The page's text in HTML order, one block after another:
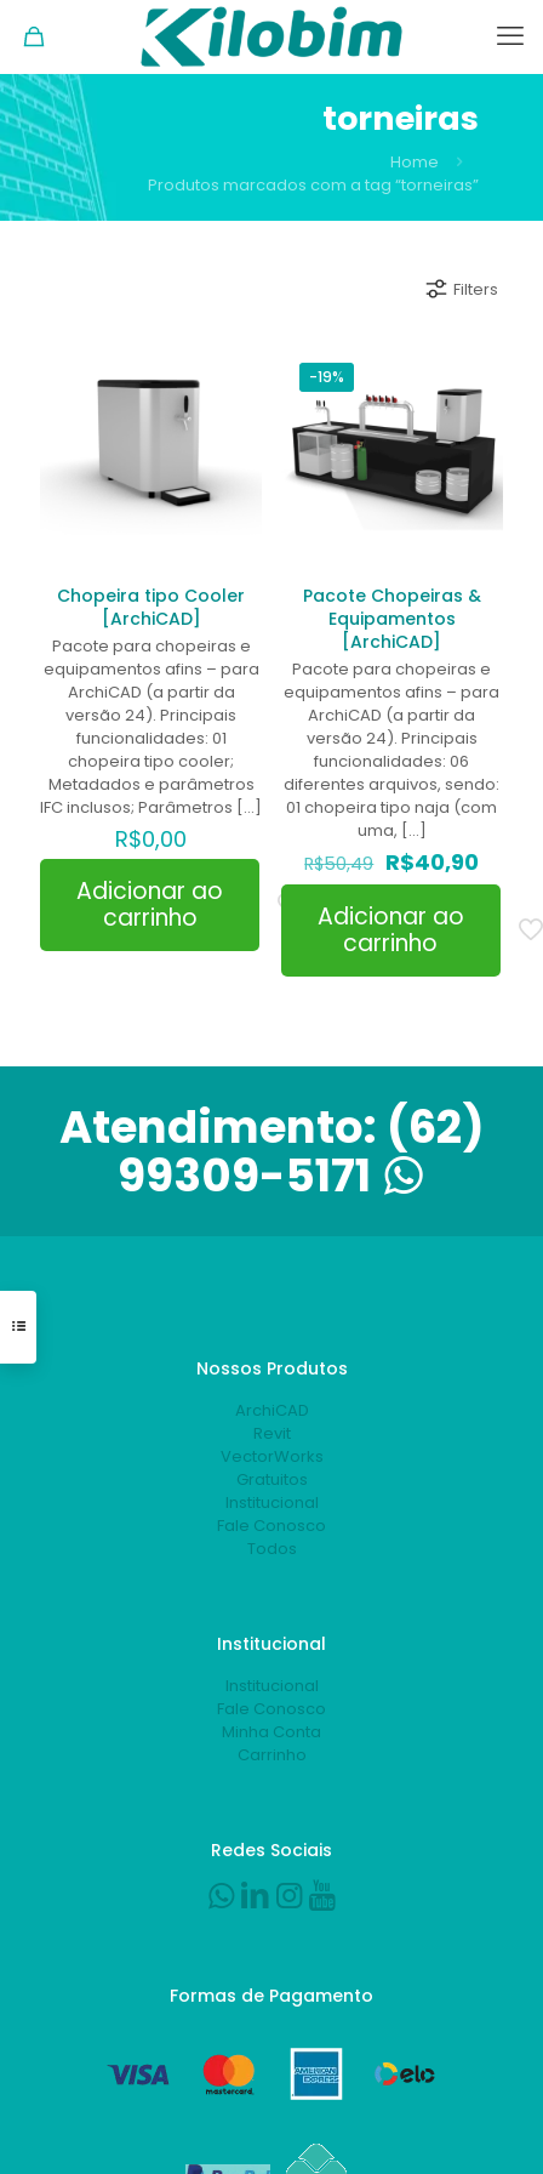
torneiras
Home
Produtos marcados com a tag “torneiras”
Filters
Chopeira tipo Cooler
[ArchiCAD]
Pacote para chopeiras e
equipamentos afins – para
ArchiCAD (a partir da
versão 24). Principais
funcionalidades: 01
chopeira tipo cooler;
Metadados e parâmetros
IFC inclusos; Parâmetros […]
R$0,00
Adicionar ao
carrinho
-19%
Pacote Chopeiras &
Equipamentos
[ArchiCAD]
Pacote para chopeiras e
equipamentos afins – para
ArchiCAD (a partir da
versão 24). Principais
funcionalidades: 06
diferentes arquivos, sendo:
01 chopeira tipo naja (com
uma, […]
R$50,49 O
preço
original
era:
R$50,49.
R$40,90O
preço
Adicionar ao
carrinho
Atendimento: (62)
99309-5171
Nossos Produtos
ArchiCAD
Revit
VectorWorks
Gratuitos
Institucional
Fale Conosco
Todos
Institucional
Institucional
Fale Conosco
Minha Conta
Carrinho
Redes Sociais
Formas de Pagamento